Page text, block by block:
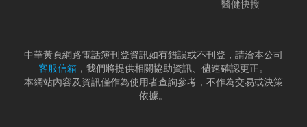
醫健快搜
中華黃頁網路電話簿刊登資訊如有錯誤或不刊登，請洽本公司
客服信箱 ，我們將提供相關協助資訊、儘速確認更正。
本網站內容及資訊僅作為使用者查詢參考，不作為交易或決策
依據。